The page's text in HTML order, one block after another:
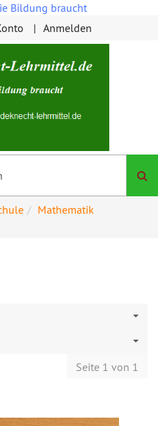
Bildung braucht
Anmelden
Mathematik
Seite 1 von 1